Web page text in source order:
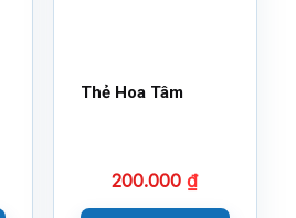
Thẻ Hoa Tâm
200.000₫